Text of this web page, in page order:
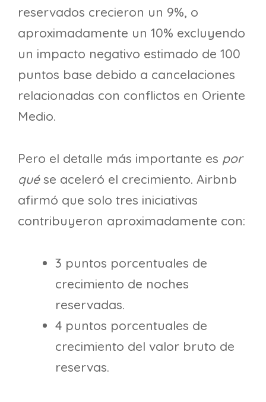
reservados crecieron un 9%, o
aproximadamente un 10% excluyendo
un impacto negativo estimado de 100
puntos base debido a cancelaciones
relacionadas con conflictos en Oriente
Medio.
Pero el detalle más importante es por
quése aceleró el crecimiento. Airbnb
afirmó que solo tres iniciativas
contribuyeron aproximadamente con:
3 puntos porcentuales de
crecimiento de noches
reservadas.
4 puntos porcentuales de
crecimiento del valor bruto de
reservas.